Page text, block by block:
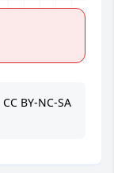
CC BY-NC-SA